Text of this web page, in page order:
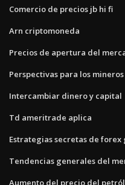
Comercio de precios jb hi fi
Arn criptomoneda
Precios de apertura del
Perspectivas para los
Intercambiar dinero y capital
Td ameritrade aplica
Estrategias secretas de forex
Tendencias generales del
Aumento del precio del